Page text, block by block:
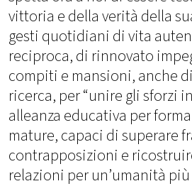
vittoria e della verità della
gesti quotidiani di vita
reciproca, di rinnovato
compiti e mansioni, anche
ricerca, per “unire gli sforzi
alleanza educativa per
mature, capaci di superare
contrapposizioni e
relazioni per un’umanità più